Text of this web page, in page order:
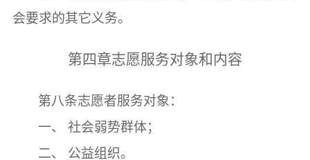
会要求的其它义务。
第四章志愿服务对象和内容
第八条志愿者服务对象：
一、 社会弱势群体；
二、 公益组织。